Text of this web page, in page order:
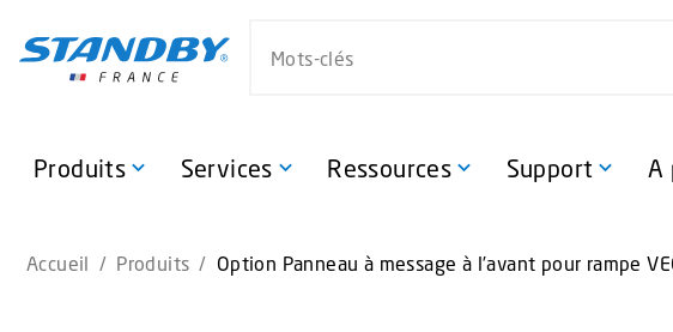
k
o
n
Produits Services Ressources Support A
Accueil / Produits / Option Panneau à message à l’avant pour rampe